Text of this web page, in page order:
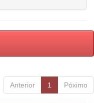
Anterior 1 Póximo